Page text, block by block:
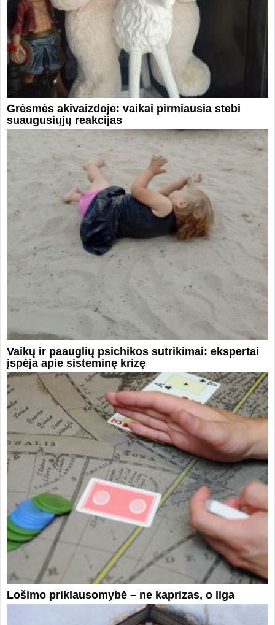
Grėsmės akivaizdoje: vaikai pirmiausia stebi
suaugusiųjų reakcijas
Vaikų ir paauglių psichikos sutrikimai: ekspertai
įspėja apie sisteminę krizę
Lošimo priklausomybė – ne kaprizas, o liga